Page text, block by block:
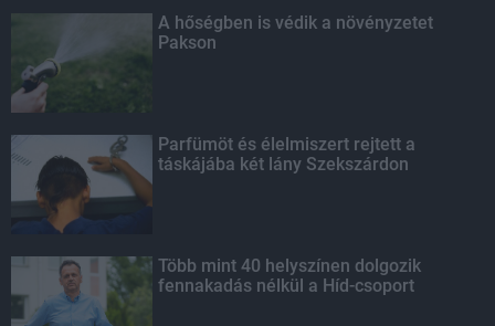
A hőségben is védik a növényzetet
Pakson
Parfümöt és élelmiszert rejtett a
táskájába két lány Szekszárdon
Több mint 40 helyszínen dolgozik
fennakadás nélkül a Híd-csoport